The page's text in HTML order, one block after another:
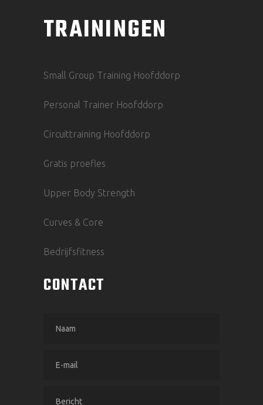
TRAININGEN
Small Group Training Hoofddorp
Personal Trainer Hoofddorp
Circuittraining Hoofddorp
Gratis proefles
Upper Body Strength
Curves & Core
Bedrijfsfitness
CONTACT